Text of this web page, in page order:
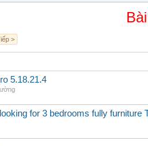
>
5.18.21.4
for 3 bedrooms fully furniture